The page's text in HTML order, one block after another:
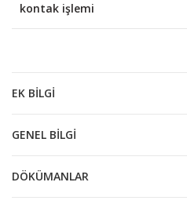
kontak işlemi
EK BILGI
GENEL BILGI
DÖKÜMANLAR